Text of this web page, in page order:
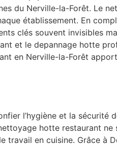
du Nerville-la-Forêt. Le
établissement. En
clés souvent invisibles
et le depannage hotte
en Nerville-la-Forêt
l’hygiène et la sécurité
hotte restaurant
en cuisine. Grâce à